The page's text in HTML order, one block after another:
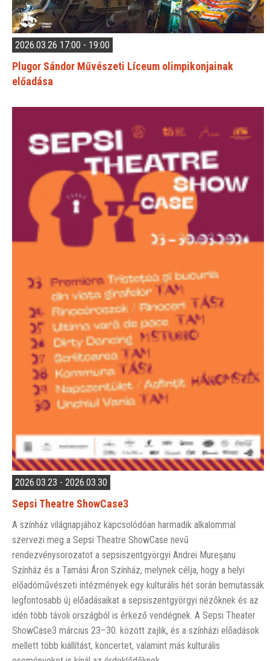
2026.03.26 17:00 - 19:00
Plugor Sándor Művészeti Líceum olimpikonjainak
előadása
2026.03.23 - 2026.03.30
Sepsi Theatre ShowCase3
A színház világnapjához kapcsolódóan harmadik alkalommal
szervezi meg a Sepsi Theatre ShowCase nevű
rendezvénysorozatot a sepsiszentgyörgyi Andrei Mureșanu
Színház és a Tamási Áron Színház, melynek célja, hogy a helyi
előadóművészeti intézmények egy kulturális hét során bemutassák
legfontosabb új előadásaikat a sepsiszentgyörgyi nézőknek és az
idén több távoli országból is érkező vendégnek. A Sepsi Theater
ShowCase3 március 23–30. között zajlik, és a színházi előadások
mellett több kiállítást, koncertet, valamint más kulturális